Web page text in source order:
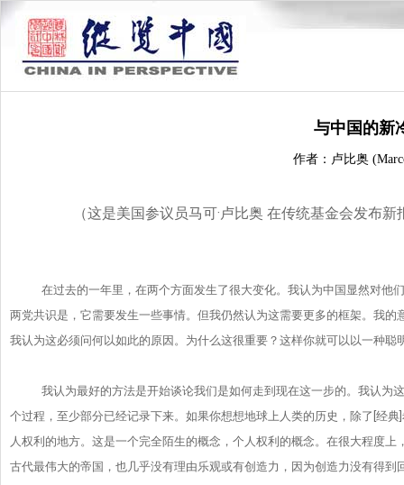
与中国的新
作者：卢比奥
（这是美国参议员马可·卢比奥 在传统基金会发布
在过去的一年里，在两个方面发生了很大变化。我认为中国显然对他
两党共识是，它需要发生一些事情。 但我仍然认为这需要更多的框架。我的
我认为这必须问何以如此的原因。 为什么这很重要？这样你就可以以一种聪
我认为最好的方法是开始谈论我们是如何走到现在这一步的。我认为
个过程，至少部分已经记录下来。 如果你想想地球上人类的历史，除了[经典
人权利的地方。 这是一个完全陌生的概念，个人权利的概念。在很大程度上
古代最伟大的帝国，也几乎没有理由乐观或有创造力， 因为创造力没有得到